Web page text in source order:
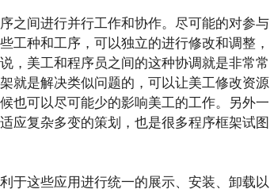
之间进行并行工作和协作。尽可能的对参与
工种和工序，可以独立的进行修改和调整，
，美工和程序员之间的这种协调就是非常常
就是解决类似问题的，可以让美工修改资源
也可以尽可能少的影响美工的工作。另外一
应复杂多变的策划，也是很多程序框架试图
于这些应用进行统一的展示、安装、卸载以